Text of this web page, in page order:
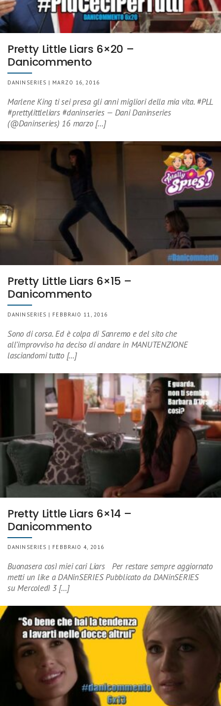
Pretty Little Liars 6×20 –
Danicommento
DANINSERIES | MARZO 16, 2016
Marlene King ti sei presa gli anni migliori della mia vita. #PLL
#prettylittleliars #daninseries — Dani Daninseries
(@Daninseries) 16 marzo […]
Pretty Little Liars 6×15 –
Danicommento
DANINSERIES | FEBBRAIO 11, 2016
Sono di corsa. Ed è colpa di Sanremo e del sito che
all’improvviso ha deciso di andare in MANUTENZIONE
lasciandomi tutto […]
Pretty Little Liars 6×14 –
Danicommento
DANINSERIES | FEBBRAIO 4, 2016
Buonasera così miei cari Liars Per restare sempre aggiornato
metti un like a DANinSERIES Pubblicato da DANinSERIES
su Mercoledì 3 […]